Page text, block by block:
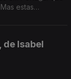
estas
de Isabel